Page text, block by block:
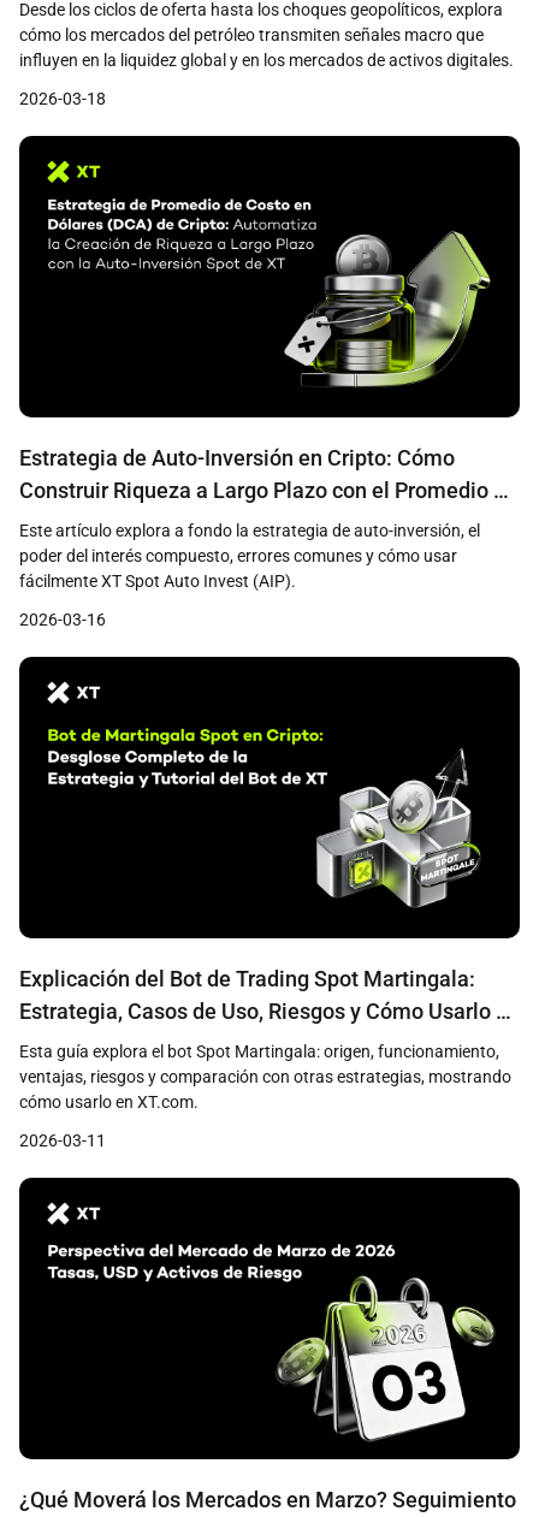
Desde los ciclos de oferta hasta los choques geopolíticos, explora
cómo los mercados del petróleo transmiten señales macro que
influyen en la liquidez global y en los mercados de activos digitales.
2026-03-18
Estrategia de Auto-Inversión en Cripto: Cómo
Construir Riqueza a Largo Plazo con el Promedio de
Costo en Dólares en la Auto-Inversión Spot de XT
Este artículo explora a fondo la estrategia de auto-inversión, el
poder del interés compuesto, errores comunes y cómo usar
fácilmente XT Spot Auto Invest (AIP).
2026-03-16
Explicación del Bot de Trading Spot Martingala:
Estrategia, Casos de Uso, Riesgos y Cómo Usarlo en
XT
Esta guía explora el bot Spot Martingala: origen, funcionamiento,
ventajas, riesgos y comparación con otras estrategias, mostrando
cómo usarlo en XT.com.
2026-03-11
¿Qué Moverá los Mercados en Marzo? Seguimiento